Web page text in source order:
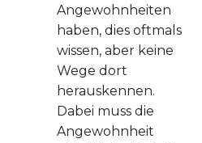
Angewohnheiten
haben, dies oftmals
wissen, aber keine
Wege dort
herauskennen.
Dabei muss die
Angewohnheit